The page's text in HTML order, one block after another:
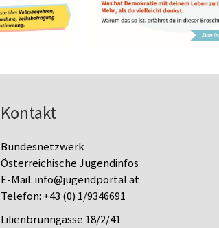
Kontakt
Bundesnetzwerk
Österreichische Jugendinfos
E-Mail:info@jugendportal.at
Telefon:+43 (0) 1/9346691
Lilienbrunngasse 18/2/41